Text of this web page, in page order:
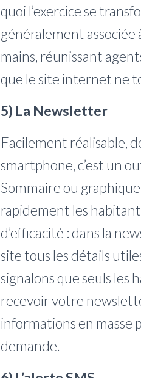
quoi l’exercice se
généralement associée
mains, réunissant
que le site internet ne
5) La Newsletter
Facilement réalisable,
smartphone, c’est un
Sommaire ou
rapidement les
d’efficacité : dans la
site tous les détails
signalons que seuls les
recevoir votre
informations en masse
demande.